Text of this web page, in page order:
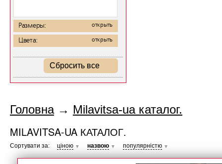
Размеры: открыть
Цвета: открыть
Сбросить все
Головна→ Milavitsa-ua каталог.
MILAVITSA-UA КАТАЛОГ.
Сортувати за: ціною ▼ назвою ▼ популярністю ▼